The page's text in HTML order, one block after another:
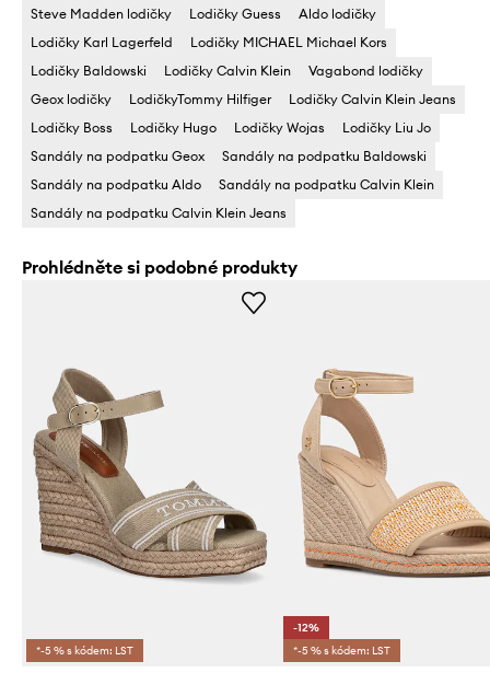
Steve Madden lodičky Lodičky Guess
Aldo lodičky
Lodičky Karl Lagerfeld
Lodičky MICHAEL Michael Kors
Lodičky Baldowski
Lodičky Calvin Klein
Vagabond lodičky
Geox lodičky
LodičkyTommy Hilfiger
Lodičky Calvin Klein Jeans
Lodičky Boss
Lodičky Hugo Lodičky Wojas
Lodičky Liu Jo
Sandály na podpatku Geox
Sandály na podpatku Baldowski
Sandály na podpatku Aldo
Sandály na podpatku Calvin Klein
Sandály na podpatku Calvin Klein Jeans
Prohlédněte si podobné produkty
*-5 % s kódem: LST
-12%
*-5 % s kódem: LST